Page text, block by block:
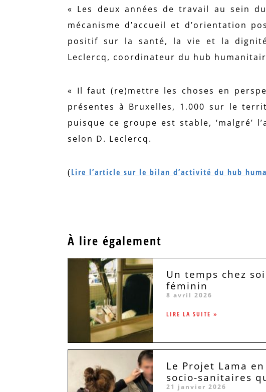
« Les deux années de travail au sein
mécanisme d’accueil et d’orientation
positif sur la santé, la vie et la
Leclercq, coordinateur du hub
« Il faut (re)mettre les choses en
présentes à Bruxelles, 1.000 sur le
puisque ce groupe est stable, ‘malgré’
selon D. Leclercq.
(Lire l’article sur le bilan d’activité du hub
À lire également
Un temps chez
féminin
8 avril 2026
LIRE LA SUITE »
Le Projet Lama
socio-sanitaires
21 janvier 2026